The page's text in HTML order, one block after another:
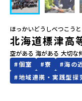
？ イベント参加方法
会員登録
ほっかいどうしべつこう
北海道標津高
空がある 海がある 大切な
#個室 #寮 #海の
#地域連携・実践型探